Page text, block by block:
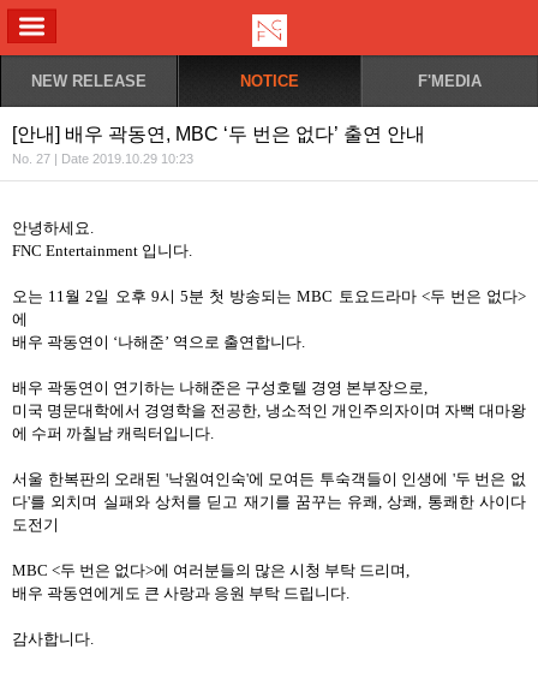
NEW RELEASE NOTICE F'MEDIA
[안내] 배우 곽동연, MBC ‘두 번은 없다’ 출연 안내
No. 27 | Date 2019.10.29 10:23
안녕하세요.
FNC Entertainment 입니다.
오는 11월 2일 오후 9시 5분 첫 방송되는MBC 토요드라마 <두 번은 없다>
에
배우 곽동연이 ‘나해준’ 역으로 출연합니다.
배우 곽동연이 연기하는 나해준은 구성호텔 경영 본부장으로,
미국 명문대학에서 경영학을 전공한, 냉소적인 개인주의자이며 자뻑 대마왕
에 수퍼 까칠남 캐릭터입니다.
서울 한복판의 오래된 '낙원여인숙'에 모여든 투숙객들이 인생에 '두 번은 없
다'를 외치며 실패와 상처를 딛고 재기를 꿈꾸는 유쾌,상쾌, 통쾌한 사이다
도전기
MBC <두 번은 없다>에 여러분들의 많은 시청 부탁 드리며,
배우 곽동연에게도 큰 사랑과 응원 부탁 드립니다.
감사합니다.